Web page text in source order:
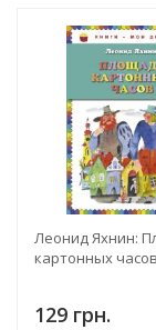
Леонид Яхнин:
картонных часов
129 грн.